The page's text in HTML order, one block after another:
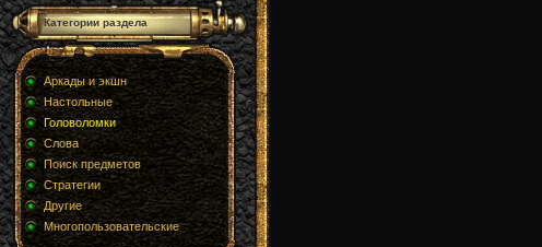
Категории раздела
Аркады и экшн
Настольные
Головоломки
Слова
Поиск предметов
Стратегии
Другие
Многопользовательские